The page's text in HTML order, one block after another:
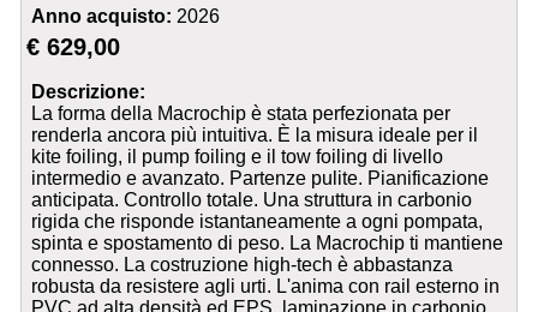
Anno acquisto: 2026
€ 629,00
Descrizione:
La forma della Macrochip è stata perfezionata per
renderla ancora più intuitiva. È la misura ideale per il
kite foiling, il pump foiling e il tow foiling di livello
intermedio e avanzato. Partenze pulite. Pianificazione
anticipata. Controllo totale. Una struttura in carbonio
rigida che risponde istantaneamente a ogni pompata,
spinta e spostamento di peso. La Macrochip ti mantiene
connesso. La costruzione high-tech è abbastanza
robusta da resistere agli urti. L'anima con rail esterno in